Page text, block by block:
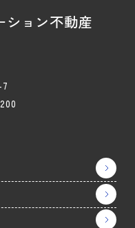
ョン不動産